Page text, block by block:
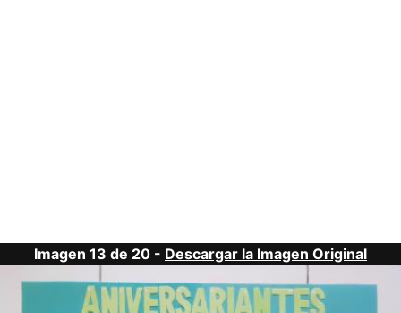
Imagen 13 de 20 - Descargar la Imagen Original